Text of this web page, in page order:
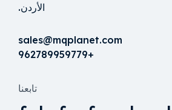
الأردن.
sales@mqplanet.com
+962789959779
تابعنا